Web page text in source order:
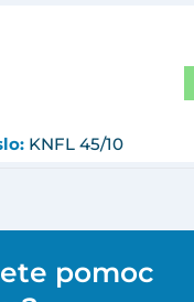
KNFL 45/10
pomoc